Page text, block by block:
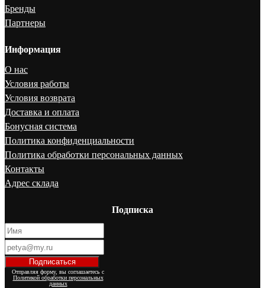
Бренды
Партнеры
Информация
О нас
Условия работы
Условия возврата
Доставка и оплата
Бонусная система
Политика конфиденциальности
Политика обработки персональных данных
Контакты
Адрес склада
Подписка
Отправляя форму, вы соглашаетесь с
Политикой обработки персональных
данных